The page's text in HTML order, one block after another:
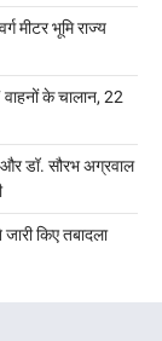
मीटर भूमि राज्य
वाहनों के चालान, 22
डॉ. सौरभ अग्रवाल
किए तबादला